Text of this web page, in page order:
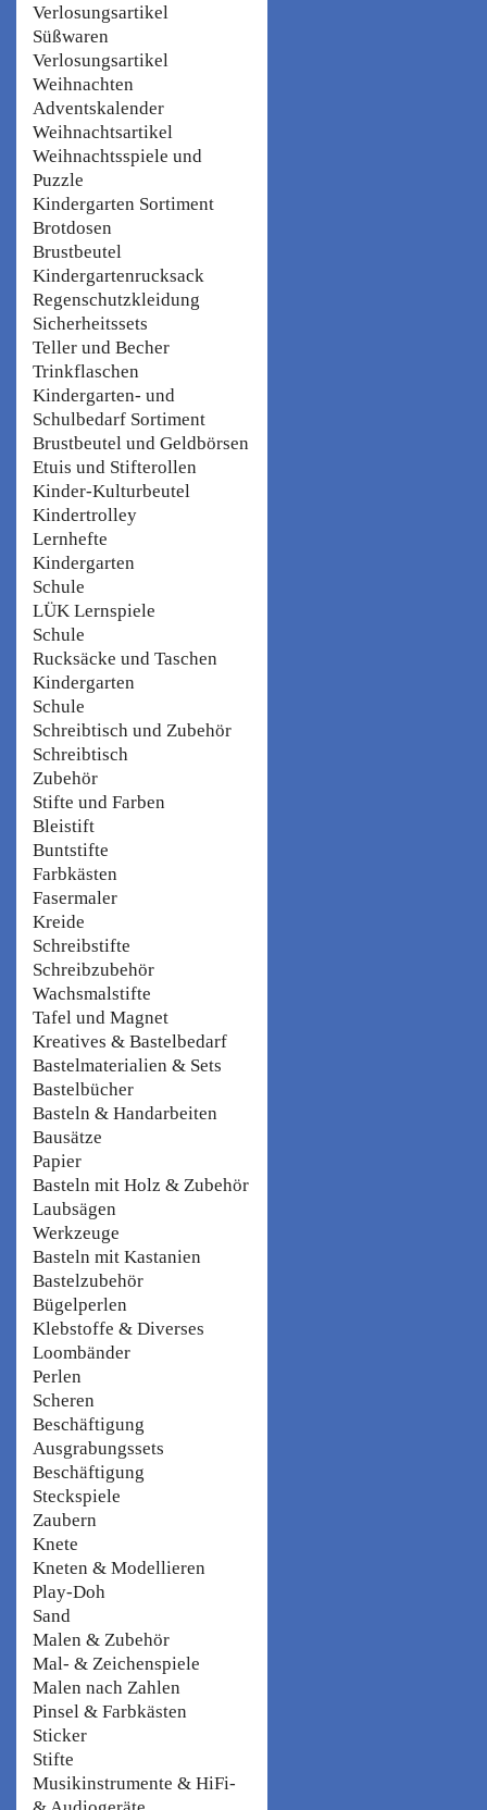
Verlosungsartikel
Süßwaren
Verlosungsartikel
Weihnachten
Adventskalender
Weihnachtsartikel
Weihnachtsspiele und
Puzzle
Kindergarten Sortiment
Brotdosen
Brustbeutel
Kindergartenrucksack
Regenschutzkleidung
Sicherheitssets
Teller und Becher
Trinkflaschen
Kindergarten- und
Schulbedarf Sortiment
Brustbeutel und Geldbörsen
Etuis und Stifterollen
Kinder-Kulturbeutel
Kindertrolley
Lernhefte
Kindergarten
Schule
LÜK Lernspiele
Schule
Rucksäcke und Taschen
Kindergarten
Schule
Schreibtisch und Zubehör
Schreibtisch
Zubehör
Stifte und Farben
Bleistift
Buntstifte
Farbkästen
Fasermaler
Kreide
Schreibstifte
Schreibzubehör
Wachsmalstifte
Tafel und Magnet
Kreatives & Bastelbedarf
Bastelmaterialien & Sets
Bastelbücher
Basteln & Handarbeiten
Bausätze
Papier
Basteln mit Holz & Zubehör
Laubsägen
Werkzeuge
Basteln mit Kastanien
Bastelzubehör
Bügelperlen
Klebstoffe & Diverses
Loombänder
Perlen
Scheren
Beschäftigung
Ausgrabungssets
Beschäftigung
Steckspiele
Zaubern
Knete
Kneten & Modellieren
Play-Doh
Sand
Malen & Zubehör
Mal- & Zeichenspiele
Malen nach Zahlen
Pinsel & Farbkästen
Sticker
Stifte
Musikinstrumente & HiFi-